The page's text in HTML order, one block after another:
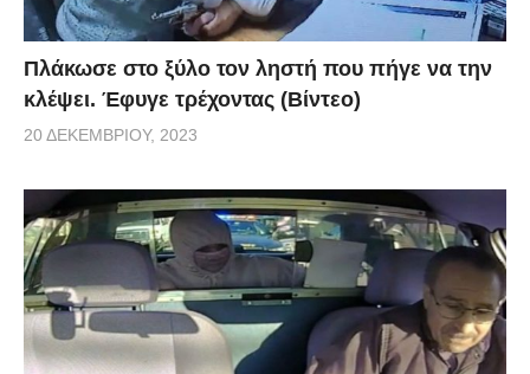
Πλάκωσε στο ξύλο τον ληστή που πήγε να την
κλέψει. Έφυγε τρέχοντας (Βίντεο)
20 ΔΕΚΕΜΒΡΊΟΥ, 2023